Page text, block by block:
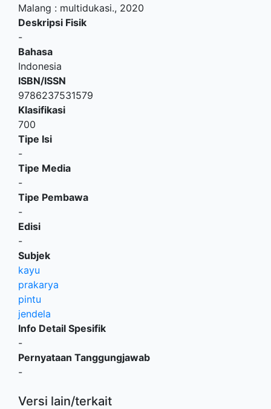
Malang : multidukasi., 2020
Deskripsi Fisik
-
Bahasa
Indonesia
ISBN/ISSN
9786237531579
Klasifikasi
700
Tipe Isi
-
Tipe Media
-
Tipe Pembawa
-
Edisi
-
Subjek
kayu
prakarya
pintu
jendela
Info Detail Spesifik
-
Pernyataan Tanggungjawab
-
Versi lain/terkait